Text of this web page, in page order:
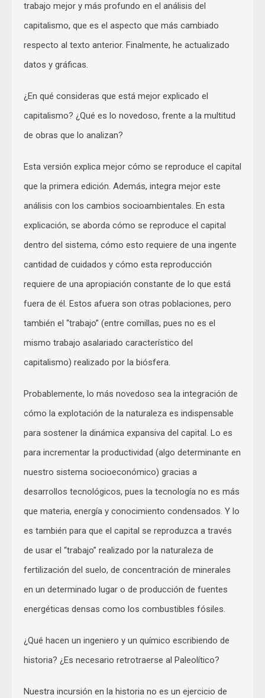
trabajo mejor y más profundo en el análisis del
capitalismo, que es el aspecto que más cambiado
respecto al texto anterior. Finalmente, he actualizado
datos y gráficas.
¿En qué consideras que está mejor explicado el
capitalismo? ¿Qué es lo novedoso, frente a la multitud
de obras que lo analizan?
Esta versión explica mejor cómo se reproduce el capital
que la primera edición. Además, integra mejor este
análisis con los cambios socioambientales. En esta
explicación, se aborda cómo se reproduce el capital
dentro del sistema, cómo esto requiere de una ingente
cantidad de cuidados y cómo esta reproducción
requiere de una apropiación constante de lo que está
fuera de él. Estos afuera son otras poblaciones, pero
también el “trabajo” (entre comillas, pues no es el
mismo trabajo asalariado característico del
capitalismo) realizado por la biósfera.
Probablemente, lo más novedoso sea la integración de
cómo la explotación de la naturaleza es indispensable
para sostener la dinámica expansiva del capital. Lo es
para incrementar la productividad (algo determinante en
nuestro sistema socioeconómico) gracias a
desarrollos tecnológicos, pues la tecnología no es más
que materia, energía y conocimiento condensados. Y lo
es también para que el capital se reproduzca a través
de usar el “trabajo” realizado por la naturaleza de
fertilización del suelo, de concentración de minerales
en un determinado lugar o de producción de fuentes
energéticas densas como los combustibles fósiles.
¿Qué hacen un ingeniero y un químico escribiendo de
historia? ¿Es necesario retrotraerse al Paleolítico?
Nuestra incursión en la historia no es un ejercicio de